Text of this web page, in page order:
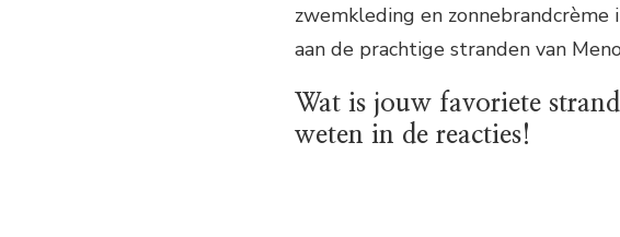
zwemkleding en
aan de prachtige stranden van
Wat is jouw favoriete
weten in de reacties!